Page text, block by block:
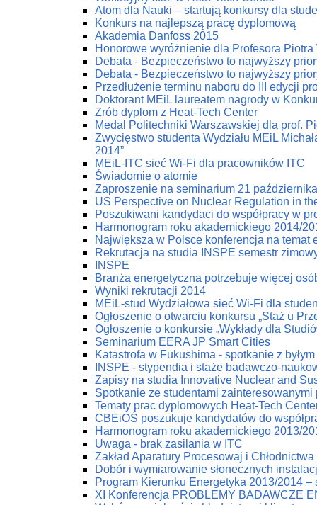
Atom dla Nauki – startują konkursy dla
Konkurs na najlepszą pracę dyplomową
Akademia Danfoss 2015
Honorowe wyróżnienie dla Profesora
Debata - Bezpieczeństwo to najwyższy
Debata - Bezpieczeństwo to najwyższy
Przedłużenie terminu naboru do III edycji
Doktorant MEiL laureatem nagrody w
Zrób dyplom z Heat-Tech Center
Medal Politechniki Warszawskiej dla prof.
Zwycięstwo studenta Wydziału MEiL
2014”
MEiL-ITC sieć Wi-Fi dla pracowników ITC
Świadomie o atomie
Zaproszenie na seminarium 21 października
US Perspective on Nuclear Regulation in
Poszukiwani kandydaci do współpracy w
Harmonogram roku akademickiego 2014/
Największa w Polsce konferencja na temat
Rekrutacja na studia INSPE semestr
INSPE
Branża energetyczna potrzebuje więcej
Wyniki rekrutacji 2014
MEiL-stud Wydziałowa sieć Wi-Fi dla
Ogłoszenie o otwarciu konkursu „Staż u
Ogłoszenie o konkursie „Wykłady dla
Seminarium EERA JP Smart Cities
Katastrofa w Fukushima - spotkanie z
INSPE - stypendia i staże badawczo-
Zapisy na studia Innovative Nuclear and
Spotkanie ze studentami
Tematy prac dyplomowych Heat-Tech
CBEiOŚ poszukuje kandydatów do
Harmonogram roku akademickiego 2013/
Uwaga - brak zasilania w ITC
Zakład Aparatury Procesowaj i
Dobór i wymiarowanie słonecznych
Program Kierunku Energetyka 2013/2014
XI Konferencja PROBLEMY BADAWCZE